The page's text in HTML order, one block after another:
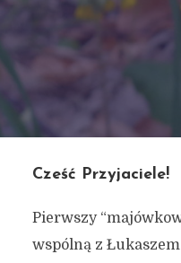
Cześć Przyjaciele!
Pierwszy
wspólną z